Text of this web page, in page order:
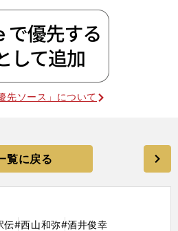
先ソース」について
覧に戻る
伝#西山和弥#酒井俊幸